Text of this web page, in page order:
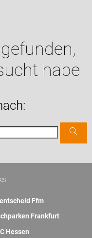
habe
Ffm
Frankfurt
Hessen